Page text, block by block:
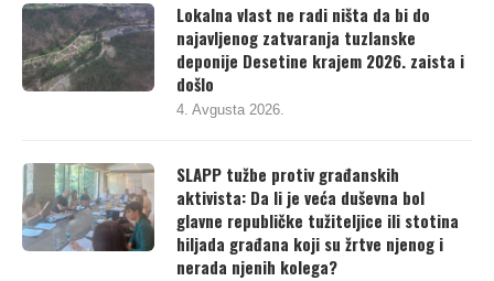
Lokalna vlast ne radi ništa da bi do
najavljenog zatvaranja tuzlanske
deponije Desetine krajem 2026. zaista i
došlo
4. Avgusta 2026.
SLAPP tužbe protiv građanskih
aktivista: Da li je veća duševna bol
glavne republičke tužiteljice ili stotina
hiljada građana koji su žrtve njenog i
nerada njenih kolega?